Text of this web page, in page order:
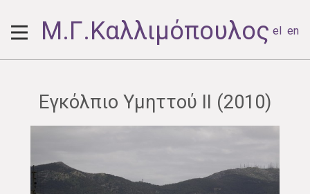
Μ.Γ.Καλλιμόπουλος el en
Εγκόλπιο Υμηττού II (2010)